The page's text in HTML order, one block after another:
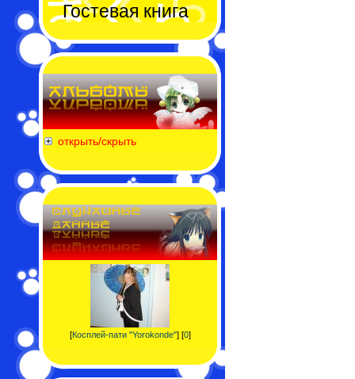
Гостевая книга
открыть/скрыть
[Косплей-пати "Yorokonde"] [0]